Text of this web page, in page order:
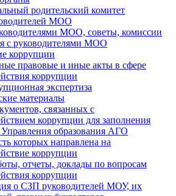
родительский комитет
МОО
МОО, советы, комиссии
с руководителями МОО
коррупции
правовые и иные акты в сфере
коррупции
экспертиза
материалы
связанных с
коррупции для заполнения
образования АГО
которых направлена на
коррупции
отчеты, доклады по вопросам
коррупции
о СЗП руководителей МОУ, их